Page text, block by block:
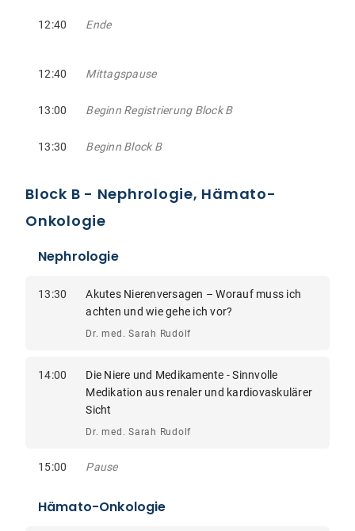
12:40 Ende
12:40 Mittagspause
13:00 Beginn Registrierung Block B
13:30 Beginn Block B
Block B - Nephrologie, Hämato-
Onkologie
Nephrologie
13:30
Akutes Nierenversagen – Worauf muss ich
achten und wie gehe ich vor?
Dr. med. Sarah Rudolf
14:00
Die Niere und Medikamente - Sinnvolle
Medikation aus renaler und kardiovaskulärer
Sicht
Dr. med. Sarah Rudolf
15:00 Pause
Hämato-Onkologie